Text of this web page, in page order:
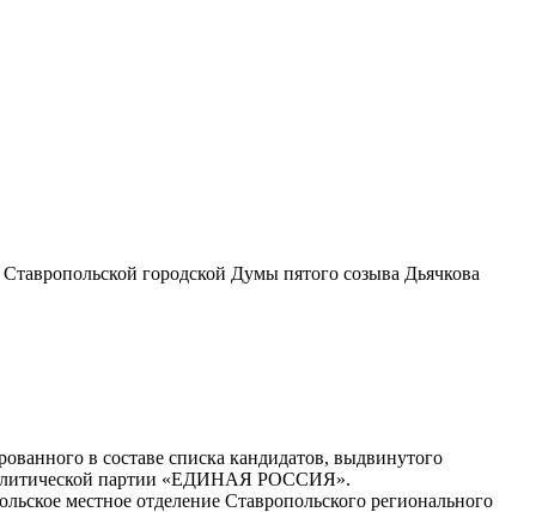
городской Думы пятого созыва Дьячкова
в составе списка кандидатов, выдвинутого
политической партии «ЕДИНАЯ РОССИЯ».
местное отделение Ставропольского регионального